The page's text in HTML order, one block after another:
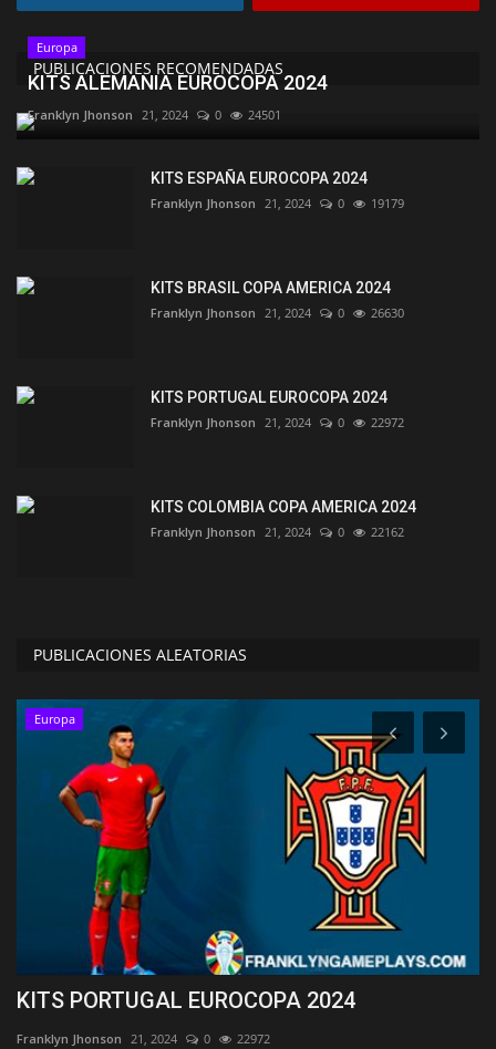
PUBLICACIONES RECOMENDADAS
Europa
KITS ALEMANIA EUROCOPA 2024
Franklyn Jhonson 21, 2024 0 24501
KITS ESPAÑA EUROCOPA 2024
Franklyn Jhonson 21, 2024 0 19179
KITS BRASIL COPA AMERICA 2024
Franklyn Jhonson 21, 2024 0 26630
KITS PORTUGAL EUROCOPA 2024
Franklyn Jhonson 21, 2024 0 22972
KITS COLOMBIA COPA AMERICA 2024
Franklyn Jhonson 21, 2024 0 22162
PUBLICACIONES ALEATORIAS
Europa
KITS PORTUGAL EUROCOPA 2024
Franklyn Jhonson 21, 2024 0 22972